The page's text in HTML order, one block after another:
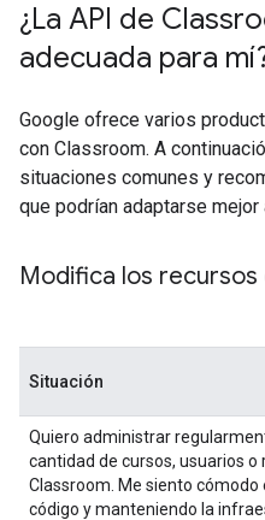
¿La API de
adecuada para
Google ofrece varios
con Classroom. A
situaciones comunes y
que podrían adaptarse
Modifica los
Situación
Quiero administrar
cantidad de cursos, usuarios o
Classroom. Me siento cómodo
código y manteniendo la